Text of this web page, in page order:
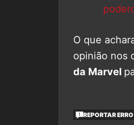
O que
opinião nos
da Marvel
REPORTAR ERRO